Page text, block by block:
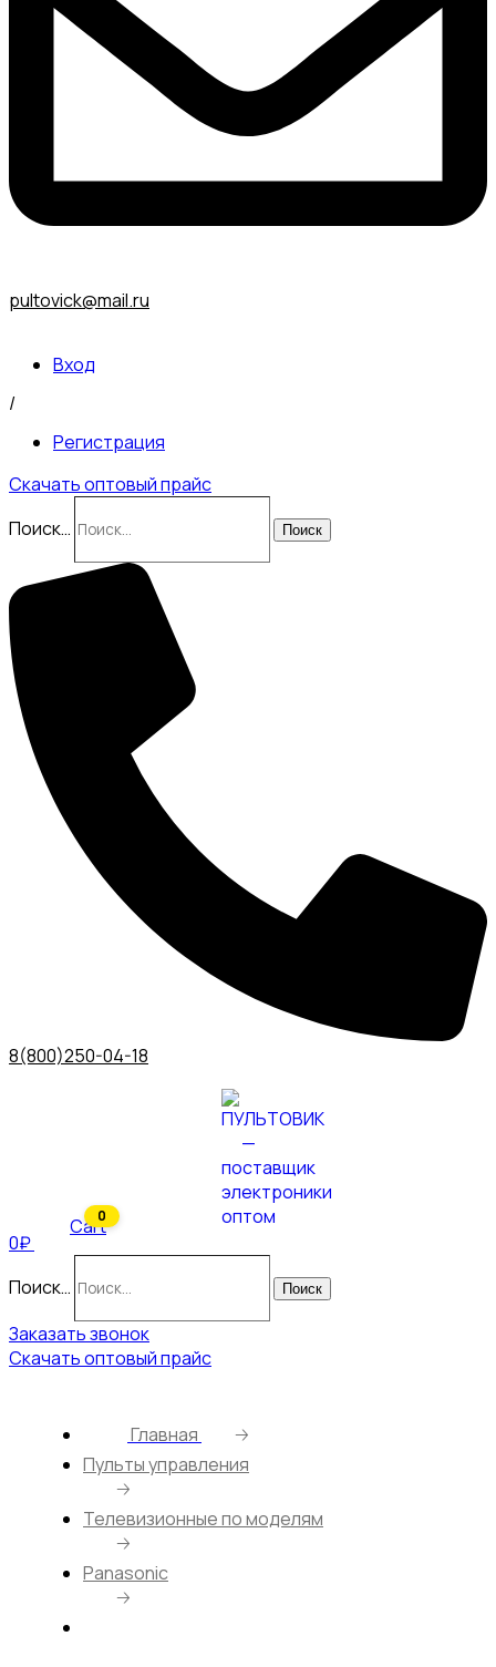
pultovick@mail.ru
Вход
/
Регистрация
Скачать оптовый прайс
Поиск…
Поиск
8(800)250-04-18
0₽
0
Cart
Поиск… Поиск
Заказать звонок
Скачать оптовый прайс
Главная
🡢
Пульты управления
🡢
Телевизионные по моделям
🡢
Panasonic
🡢